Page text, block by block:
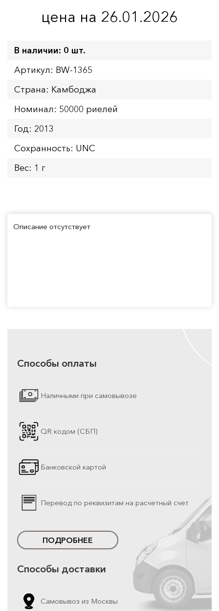
цена на 26.01.2026
В наличии: 0 шт.
Артикул: BW-1365
Страна: Камбоджа
Номинал: 50000 риелей
Год: 2013
Сохранность: UNC
Вес: 1 г
Описание отсутствует
Способы оплаты
Наличными при самовывозе
QR кодом (СБП)
Банковской картой
Перевод по реквизитам на расчетный счет
ПОДРОБНЕЕ
Способы доставки
Самовывоз из Москвы